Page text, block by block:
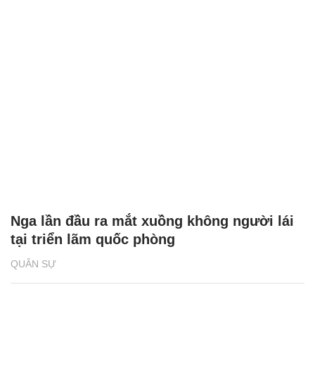
QUÂN SỰ
Nga lần đầu ra mắt xuồng không người lái
tại triển lãm quốc phòng